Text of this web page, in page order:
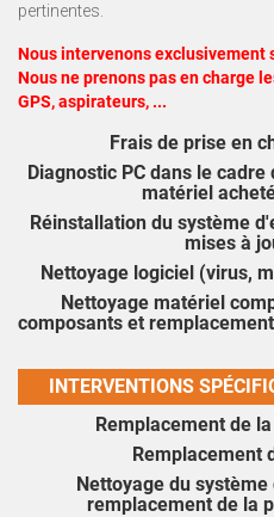
pertinentes.
Nous intervenons exclusivement
Nous ne prenons pas en charge
GPS, aspirateurs, ...
Frais de prise en
Diagnostic PC dans le
matériel
Réinstallation du système
mises à
Nettoyage logiciel (virus,
Nettoyage matériel
composants et
INTERVENTIONS
Remplacement de
Remplacement
Nettoyage du
remplacement de la